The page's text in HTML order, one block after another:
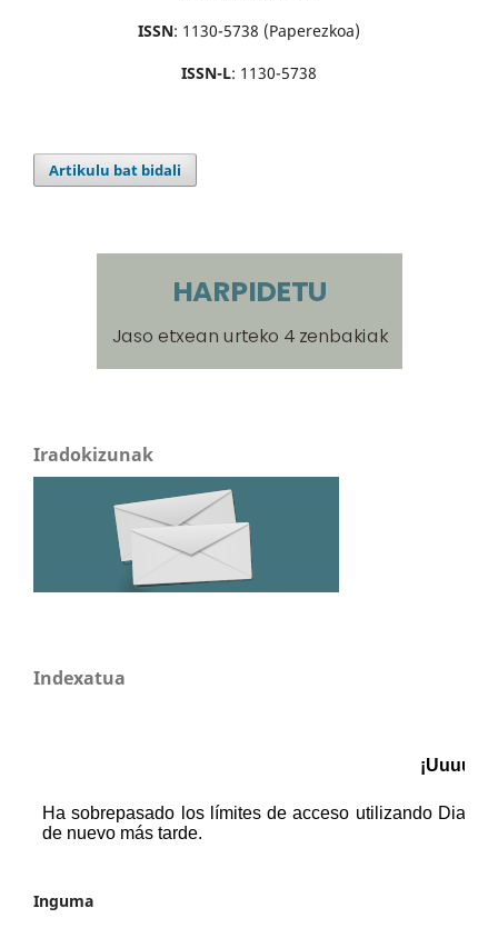
ISSN: 1130-5738 (Paperezkoa)
ISSN-L: 1130-5738
Artikulu bat bidali
Iradokizunak
Indexatua
Inguma